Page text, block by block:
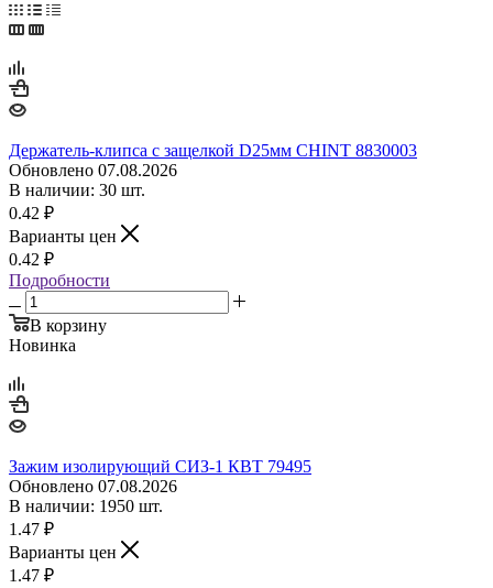
Держатель-клипса с защелкой D25мм CHINT 8830003
Обновлено 07.08.2026
В наличии: 30 шт.
0.42 ₽
Варианты цен
0.42 ₽
Подробности
В корзину
Новинка
Зажим изолирующий СИЗ-1 КВТ 79495
Обновлено 07.08.2026
В наличии: 1950 шт.
1.47 ₽
Варианты цен
1.47 ₽